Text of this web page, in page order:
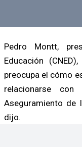
Pedro Montt,
Educación
preocupa el cómo
relacionarse
Aseguramiento de
dijo.